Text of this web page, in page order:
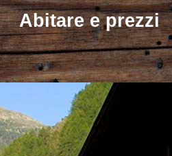
Abitare e prezzi